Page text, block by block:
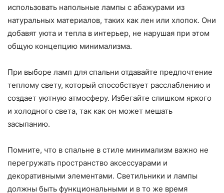
использовать напольные лампы с абажурами из
натуральных материалов, таких как лен или хлопок. Они
добавят уюта и тепла в интерьер, не нарушая при этом
общую концепцию минимализма.
При выборе ламп для спальни отдавайте предпочтение
теплому свету, который способствует расслаблению и
создает уютную атмосферу. Избегайте слишком яркого
и холодного света, так как он может мешать
засыпанию.
Помните, что в спальне в стиле минимализм важно не
перегружать пространство аксессуарами и
декоративными элементами. Светильники и лампы
должны быть функциональными и в то же время